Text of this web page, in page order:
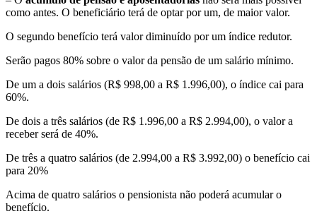
como antes. O beneficiário terá de optar por um, de maior valor.
O segundo benefício terá valor diminuído por um índice redutor.
Serão pagos 80% sobre o valor da pensão de um salário mínimo.
De um a dois salários (R$ 998,00 a R$ 1.996,00), o índice cai para
60%.
De dois a três salários (de R$ 1.996,00 a R$ 2.994,00), o valor a
receber será de 40%.
De três a quatro salários (de 2.994,00 a R$ 3.992,00) o benefício cai
para 20%
Acima de quatro salários o pensionista não poderá acumular o
benefício.